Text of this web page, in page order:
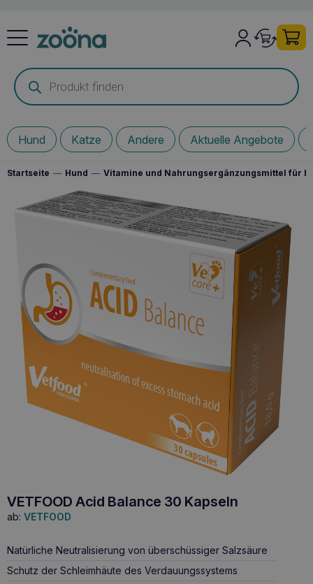
Products
search
Hund Katze Andere Aktuelle Angebote
Startseite — Hund — Vitamine und Nahrungsergänzungsmittel für
VETFOOD Acid Balance 30 Kapseln
ab: VETFOOD
Natürliche Neutralisierung von überschüssiger Salzsäure
Schutz der Schleimhäute des Verdauungssystems